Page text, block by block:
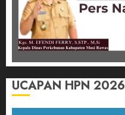
UCAPAN HPN 2026